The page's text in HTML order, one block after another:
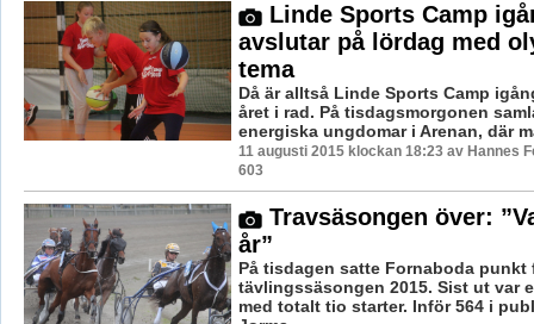
Linde Sports Camp
avslutar på lördag med
tema
Då är alltså Linde Sports Camp
året i rad. På tisdagsmorgonen
energiska ungdomar i Arenan, där
11 augusti 2015 klockan 18:23 av Hannes
603
Travsäsongen över:
år”
På tisdagen satte Fornaboda punkt
tävlingssäsongen 2015. Sist ut var
med totalt tio starter. Inför 564 i